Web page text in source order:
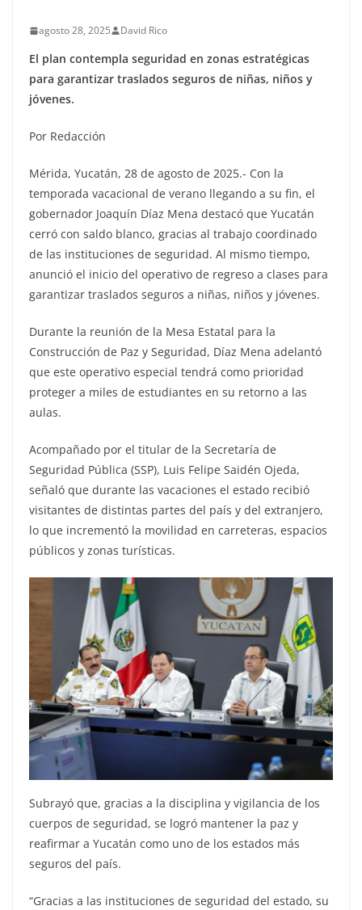
agosto 28, 2025 David Rico
El plan contempla seguridad en zonas estratégicas
para garantizar traslados seguros de niñas, niños y
jóvenes.
Por Redacción
Mérida, Yucatán, 28 de agosto de 2025.- Con la
temporada vacacional de verano llegando a su fin, el
gobernador Joaquín Díaz Mena destacó que Yucatán
cerró con saldo blanco, gracias al trabajo coordinado
de las instituciones de seguridad. Al mismo tiempo,
anunció el inicio del operativo de regreso a clases para
garantizar traslados seguros a niñas, niños y jóvenes.
Durante la reunión de la Mesa Estatal para la
Construcción de Paz y Seguridad, Díaz Mena adelantó
que este operativo especial tendrá como prioridad
proteger a miles de estudiantes en su retorno a las
aulas.
Acompañado por el titular de la Secretaría de
Seguridad Pública (SSP), Luis Felipe Saidén Ojeda,
señaló que durante las vacaciones el estado recibió
visitantes de distintas partes del país y del extranjero,
lo que incrementó la movilidad en carreteras, espacios
públicos y zonas turísticas.
Subrayó que, gracias a la disciplina y vigilancia de los
cuerpos de seguridad, se logró mantener la paz y
reafirmar a Yucatán como uno de los estados más
seguros del país.
“Gracias a las instituciones de seguridad del estado, su